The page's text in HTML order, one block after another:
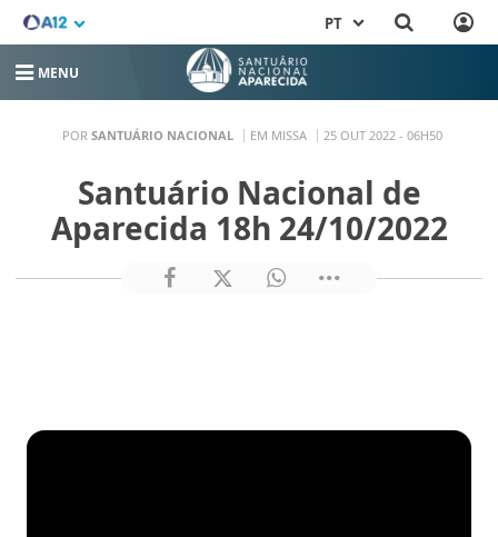
PT
MENU
POR SANTUÁRIO NACIONAL EM MISSA 25 OUT 2022 - 06H50
Santuário Nacional de
Aparecida 18h 24/10/2022